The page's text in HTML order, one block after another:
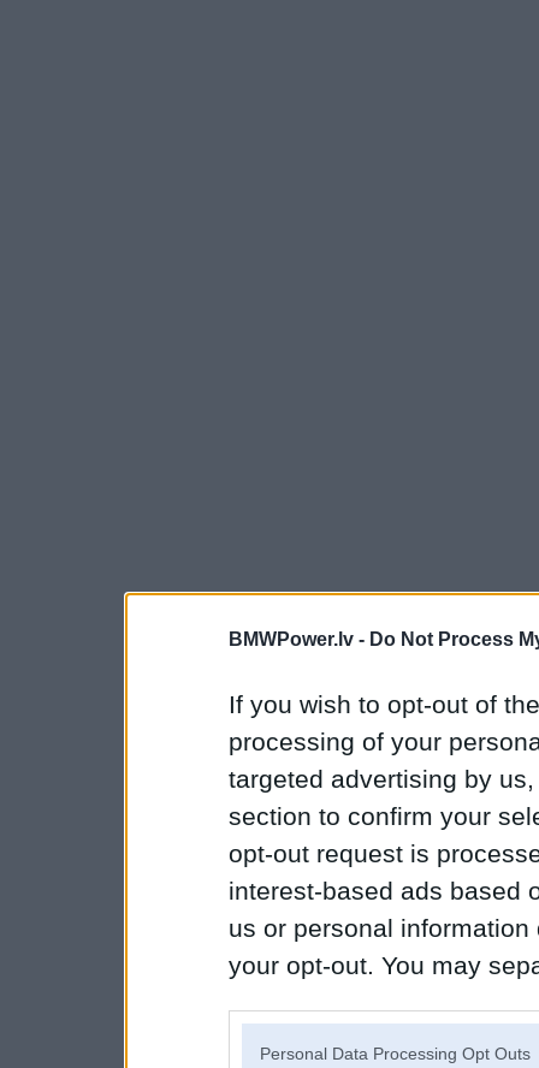
BMWPower.lv - Do Not Process
If you wish to opt-out of
processing of your
targeted advertising by
section to confirm your
opt-out request is
interest-based ads based
us or personal
your opt-out. You may
Personal Data Processing Opt Outs